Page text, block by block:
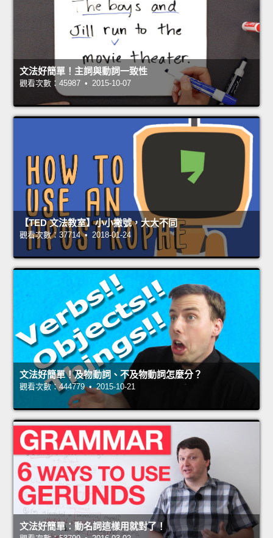
文法好簡單！主詞與動詞一致性
觀看次數：45987 • 2015-10-07
【TED 文法教室】小小撇號，大大不同
觀看次數：37714 • 2018-01-24
文法好簡單！及物動詞、不及物動詞怎麼分？
觀看次數：444779 • 2015-10-21
文法好簡單：動名詞這樣用就對了！